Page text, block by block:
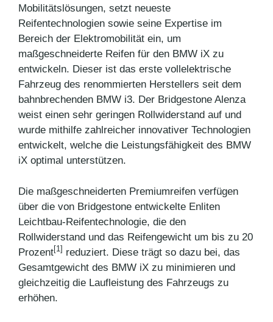
Mobilitätslösungen, setzt neueste
Reifentechnologien sowie seine Expertise im
Bereich der Elektromobilität ein, um
maßgeschneiderte Reifen für den BMW iX zu
entwickeln. Dieser ist das erste vollelektrische
Fahrzeug des renommierten Herstellers seit dem
bahnbrechenden BMW i3. Der Bridgestone Alenza
weist einen sehr geringen Rollwiderstand auf und
wurde mithilfe zahlreicher innovativer Technologien
entwickelt, welche die Leistungsfähigkeit des BMW
iX optimal unterstützen.
Die maßgeschneiderten Premiumreifen verfügen
über die von Bridgestone entwickelte Enliten
Leichtbau-Reifentechnologie, die den
Rollwiderstand und das Reifengewicht um bis zu 20
Prozent[1] reduziert. Diese trägt so dazu bei, das
Gesamtgewicht des BMW iX zu minimieren und
gleichzeitig die Laufleistung des Fahrzeugs zu
erhöhen.